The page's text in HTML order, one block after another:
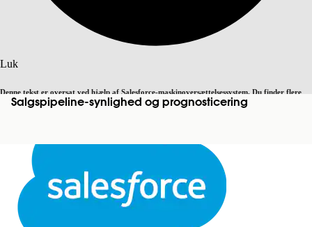
Luk
Denne tekst er oversat ved hjælp af Salesforce-maskinoversættelsessystem. Du finder flere
detaljerher. Skift til engelsk Ikke nu
Luk
Salgspipeline-synlighed og prognosticering